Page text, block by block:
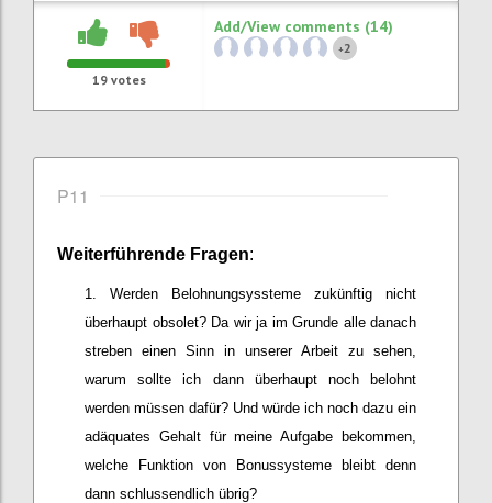
19votes
Add/View comments (14)
+2
P11
Weiterführende Fragen:
Werden Belohnungsyssteme zukünftig nicht
überhaupt obsolet? Da wir ja im Grunde alle danach
streben einen Sinn in unserer Arbeit zu sehen,
warum sollte ich dann überhaupt noch belohnt
werden müssen dafür? Und würde ich noch dazu ein
adäquates Gehalt für meine Aufgabe bekommen,
welche Funktion von Bonussysteme bleibt denn
dann schlussendlich übrig?